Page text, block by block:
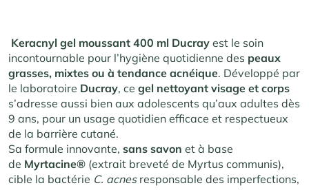
Keracnyl gel moussant 400 ml Ducray est le soin
incontournable pour l’hygiène quotidienne des peaux
grasses, mixtes ou à tendance acnéique. Développé par
le laboratoire Ducray, ce gel nettoyant visage et corps
s’adresse aussi bien aux adolescents qu’aux adultes dès
9 ans, pour un usage quotidien efficace et respectueux
de la barrière cutané.
Sa formule innovante, sans savon et à base
de Myrtacine® (extrait breveté de Myrtus communis),
cible la bactérie C. acnesresponsable des imperfections,